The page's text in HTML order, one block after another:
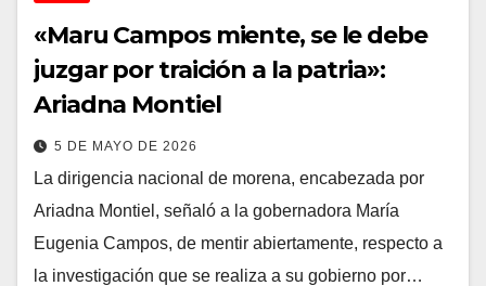
«Maru Campos miente, se le debe
juzgar por traición a la patria»:
Ariadna Montiel
5 DE MAYO DE 2026
La dirigencia nacional de morena, encabezada por
Ariadna Montiel, señaló a la gobernadora María
Eugenia Campos, de mentir abiertamente, respecto a
la investigación que se realiza a su gobierno por…